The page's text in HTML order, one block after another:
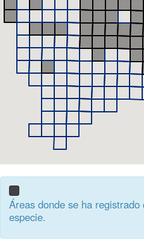
Áreas donde se ha registrado
especie.